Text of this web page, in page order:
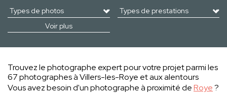
Voir plus
Trouvez le photographe expert pour votre projet parmi les
67 photographes à Villers-les-Roye et aux alentours
Vous avez besoin d'un photographe à proximité deRoye?